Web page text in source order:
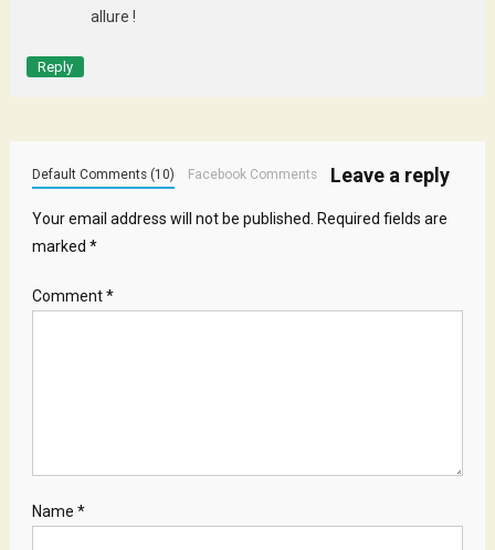
allure !
Reply
Leave a reply
Default Comments (10) Facebook Comments
Your email address will not be published. Required fields are
marked *
Comment*
Name *